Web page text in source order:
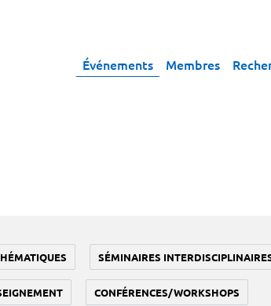
Événements Membres
SÉMINAIRES
CONFÉRENCES/WORKSHOPS